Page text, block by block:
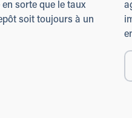
sorte que le taux
soit toujours à un